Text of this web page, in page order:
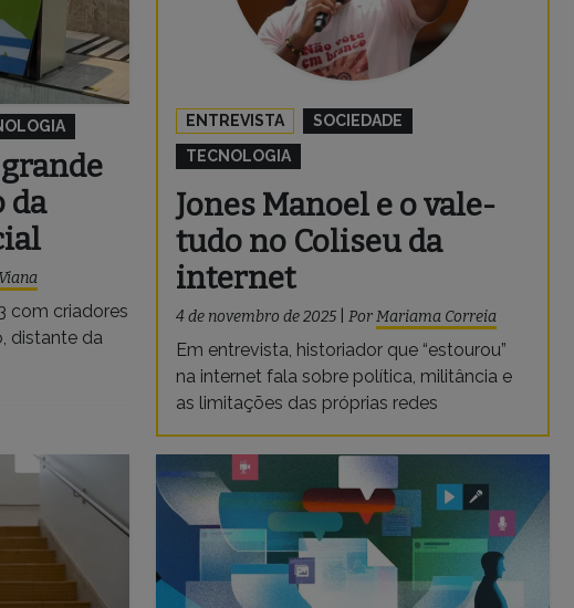
da
com criadores
distante da
ENTREVISTA
SOCIEDADE
TECNOLOGIA
Jones Manoel e o vale-
tudo no Coliseu da
internet
4 de novembro de 2025 PorMariama Correia
Em entrevista, historiador que “estourou”
na internet fala sobre política, militância e
as limitações das próprias redes